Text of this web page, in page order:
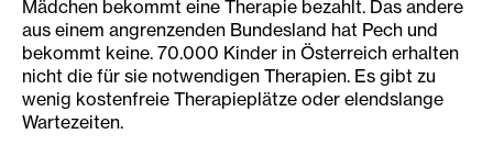
Mädchen bekommt eine Therapie bezahlt. Das andere
aus einem angrenzenden Bundesland hat Pech und
bekommt keine. 70.000 Kinder in Österreich erhalten
nicht die für sie notwendigen Therapien. Es gibt zu
wenig kostenfreie Therapieplätze oder elendslange
Wartezeiten.